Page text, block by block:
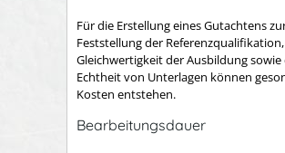
Für die Erstellung eines Gutachtens
Feststellung der
Gleichwertigkeit der Ausbildung sowie
Echtheit von Unterlagen können
Kosten entstehen.
Bearbeitungsdauer